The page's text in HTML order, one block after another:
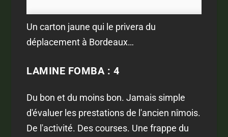
Un carton jaune qui le privera du
déplacement à Bordeaux…
LAMINE FOMBA : 4
Du bon et du moins bon. Jamais simple
d'évaluer les prestations de l'ancien nîmois.
De l'activité. Des courses. Une frappe du